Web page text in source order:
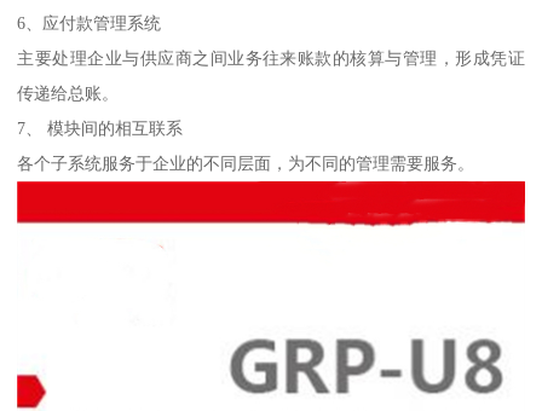
6、应付款管理系统
主要处理企业与供应商之间业务往来账款的核算与管理，形成凭证
传递给总账。
7、 模块间的相互联系
各个子系统服务于企业的不同层面，为不同的管理需要服务。